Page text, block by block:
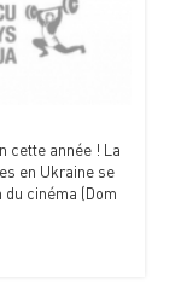
cette année ! La
en Ukraine se
cinéma (Dom